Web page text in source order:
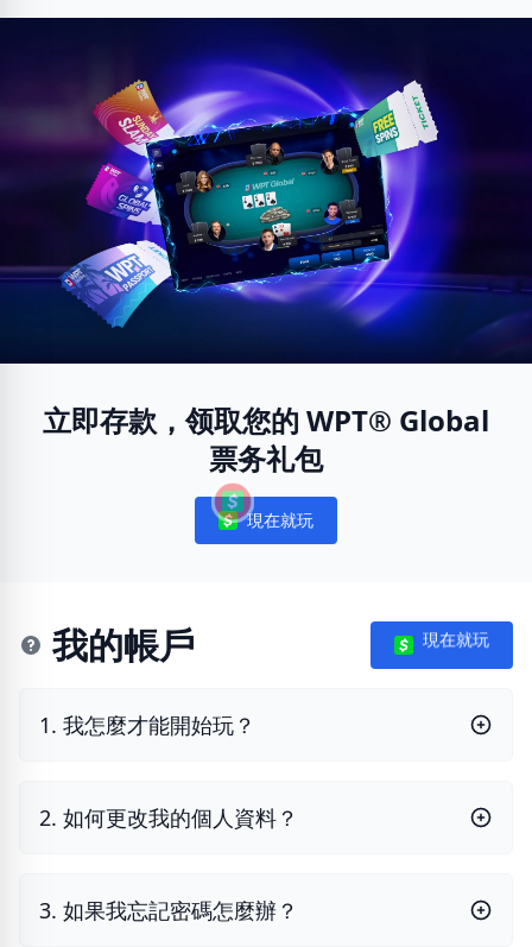
立即存款，领取您的 WPT® Global
票务礼包
Notifications
現在就玩
我的帳戶 現在就玩
1. 我怎麼才能開始玩？
2. 如何更改我的個人資料？
3. 如果我忘記密碼怎麼辦？